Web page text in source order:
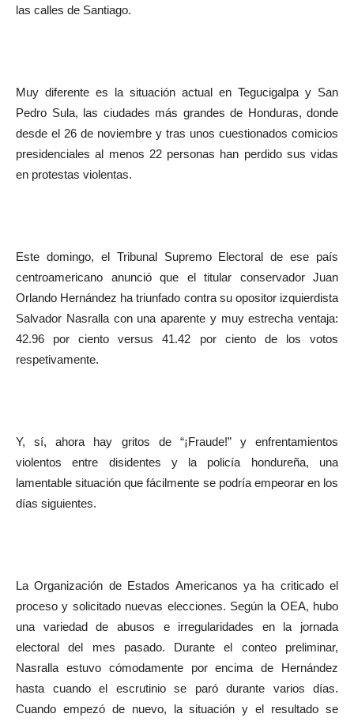
las calles de Santiago.
Muy diferente es la situación actual en Tegucigalpa y San
Pedro Sula, las ciudades más grandes de Honduras, donde
desde el 26 de noviembre y tras unos cuestionados comicios
presidenciales al menos 22 personas han perdido sus vidas
en protestas violentas.
Este domingo, el Tribunal Supremo Electoral de ese país
centroamericano anunció que el titular conservador Juan
Orlando Hernández ha triunfado contra su opositor izquierdista
Salvador Nasralla con una aparente y muy estrecha ventaja:
42.96 por ciento versus 41.42 por ciento de los votos
respetivamente.
Y, sí, ahora hay gritos de “¡Fraude!” y enfrentamientos
violentos entre disidentes y la policía hondureña, una
lamentable situación que fácilmente se podría empeorar en los
días siguientes.
La Organización de Estados Americanos ya ha criticado el
proceso y solicitado nuevas elecciones. Según la OEA, hubo
una variedad de abusos e irregularidades en la jornada
electoral del mes pasado. Durante el conteo preliminar,
Nasralla estuvo cómodamente por encima de Hernández
hasta cuando el escrutinio se paró durante varios días.
Cuando empezó de nuevo, la situación y el resultado se